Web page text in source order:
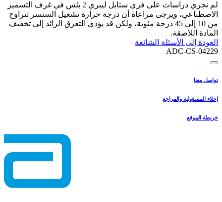
لم نجري دراسات على فري ستايل ليبري 2 بلس في غرف التسمير
الاصطناعي، ويرجى مراعاة أن درجة حرارة تشغيل السنسر تتراوح
من 10 إلى 45 درجة مئوية، ولكن قد يؤدي التعرق الزائد إلى تخفيف
المادة اللاصقة.
العودة إلى الأسئلة الشائعة
ADC-CS-04229
تواصل معنا
إخلاء المسؤولية والمراجع
خريطة الموقع